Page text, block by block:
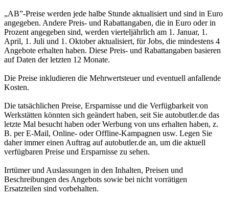
„AB”-Preise werden jede halbe Stunde aktualisiert und sind in Euro
angegeben. Andere Preis- und Rabattangaben, die in Euro oder in
Prozent angegeben sind, werden vierteljährlich am 1. Januar, 1.
April, 1. Juli und 1. Oktober aktualisiert, für Jobs, die mindestens 4
Angebote erhalten haben. Diese Preis- und Rabattangaben basieren
auf Daten der letzten 12 Monate.
Die Preise inkludieren die Mehrwertsteuer und eventuell anfallende
Kosten.
Die tatsächlichen Preise, Ersparnisse und die Verfügbarkeit von
Werkstätten könnten sich geändert haben, seit Sie autobutler.de das
letzte Mal besucht haben oder Werbung von uns erhalten haben, z.
B. per E-Mail, Online- oder Offline-Kampagnen usw. Legen Sie
daher immer einen Auftrag auf autobutler.de an, um die aktuell
verfügbaren Preise und Ersparnisse zu sehen.
Irrtümer und Auslassungen in den Inhalten, Preisen und
Beschreibungen des Angebots sowie bei nicht vorrätigen
Ersatzteilen sind vorbehalten.